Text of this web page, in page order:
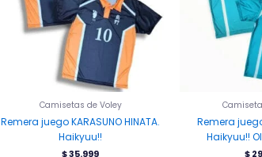
Camisetas de Voley
Remera juego KARASUNO HINATA.
Haikyuu!!
$35.999
Las
opciones
se
pueden
elegir
en
página
de
producto
Remera
Haikyuu!!
$